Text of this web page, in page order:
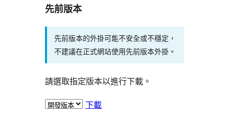
先前版本
先前版本的外掛可能不安全或不穩定，
不建議在正式網站使用先前版本外掛。
請選取指定版本以進行下載。
下載